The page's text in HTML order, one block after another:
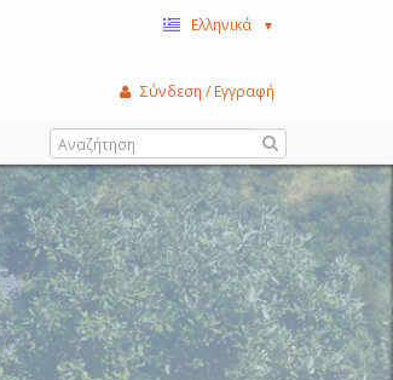
Ελληνικά ▼
Σύνδεση / Εγγραφή